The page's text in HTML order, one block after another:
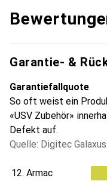
Garantie- &
Garantiefallquote
So oft weist ein
«USV Zubehör»
Defekt auf.
Quelle: Digitec Galaxus
12. Armac